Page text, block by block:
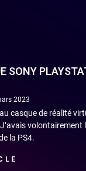
SONY
2023
casque de réalité
volontairement
la PS4.